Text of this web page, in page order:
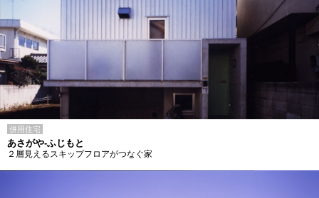
併用住宅
あさがや-ふじもと
２層見えるスキップフロアがつなぐ家